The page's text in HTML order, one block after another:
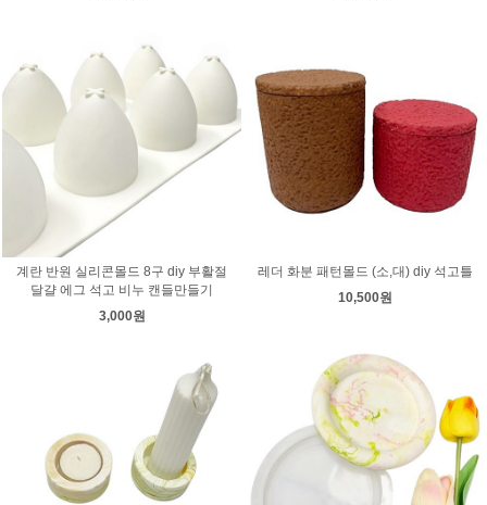
계란 반원 실리콘몰드 8구 diy 부활절
달걀 에그 석고 비누 캔들만들기
3,000원
레더 화분 패턴몰드 (소,대) diy 석고틀
10,500원